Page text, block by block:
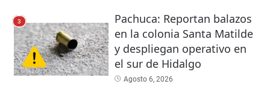
3
Pachuca: Reportan balazos
en la colonia Santa Matilde
y despliegan operativo en
el sur de Hidalgo
Agosto 6, 2026